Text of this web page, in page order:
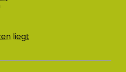
liegt